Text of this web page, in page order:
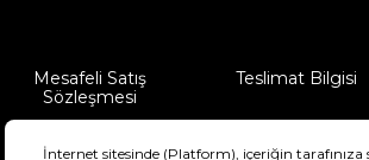
Mesafeli Satış
Sözleşmesi
Teslimat Bilgisi